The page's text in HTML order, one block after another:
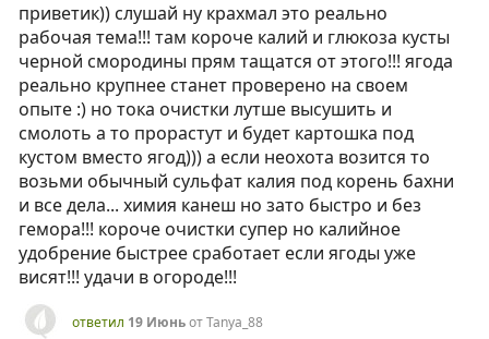
приветик)) слушай ну крахмал это реально
рабочая тема!!! там короче калий и глюкоза кусты
черной смородины прям тащатся от этого!!! ягода
реально крупнее станет проверено на своем
опыте :) но тока очистки лутше высушить и
смолоть а то прорастут и будет картошка под
кустом вместо ягод))) а если неохота возится то
возьми обычный сульфат калия под корень бахни
и все дела... химия канеш но зато быстро и без
гемора!!! короче очистки супер но калийное
удобрение быстрее сработает если ягоды уже
висят!!! удачи в огороде!!!
ответил 19 ИюньотTanya_88